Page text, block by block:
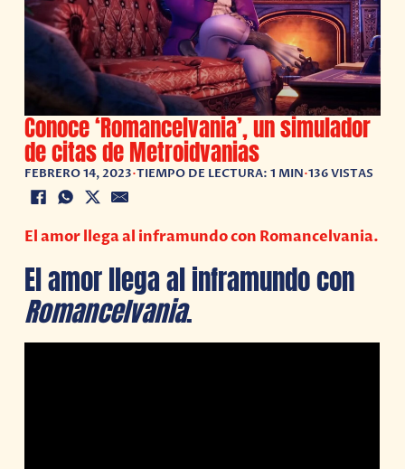
Conoce ‘Romancelvania’, un simulador
de citas de Metroidvanias
FEBRERO 14, 2023•TIEMPO DE LECTURA: 1 MIN•136 VISTAS
El amor llega al inframundo con Romancelvania.
El amor llega al inframundo con
Romancelvania.